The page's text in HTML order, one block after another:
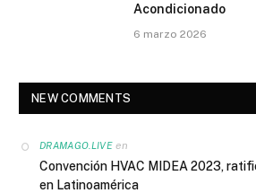
Acondicionado
6 marzo 2026
NEW COMMENTS
DRAMAGO.LIVEen
Convención HVAC MIDEA 2023,
en Latinoamérica